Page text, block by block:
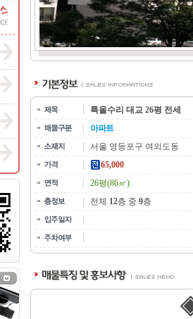
특올수리 대교 26평 전세
아파트
서울 영등포구 여의도동
65,000
26평(86㎡)
전체 12층 중 9층